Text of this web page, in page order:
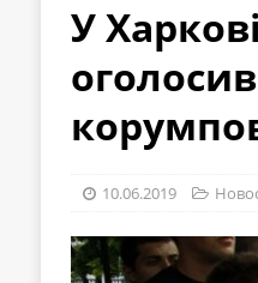
У
10.06.2019